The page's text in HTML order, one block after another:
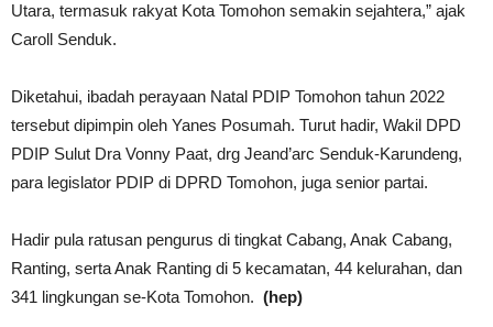
Utara, termasuk rakyat Kota Tomohon semakin sejahtera,” ajak
Caroll Senduk.
Diketahui, ibadah perayaan Natal PDIP Tomohon tahun 2022
tersebut dipimpin oleh Yanes Posumah. Turut hadir, Wakil DPD
PDIP Sulut Dra Vonny Paat, drg Jeand’arc Senduk-Karundeng,
para legislator PDIP di DPRD Tomohon, juga senior partai.
Hadir pula ratusan pengurus di tingkat Cabang, Anak Cabang,
Ranting, serta Anak Ranting di 5 kecamatan, 44 kelurahan, dan
341 lingkungan se-Kota Tomohon. (hep)